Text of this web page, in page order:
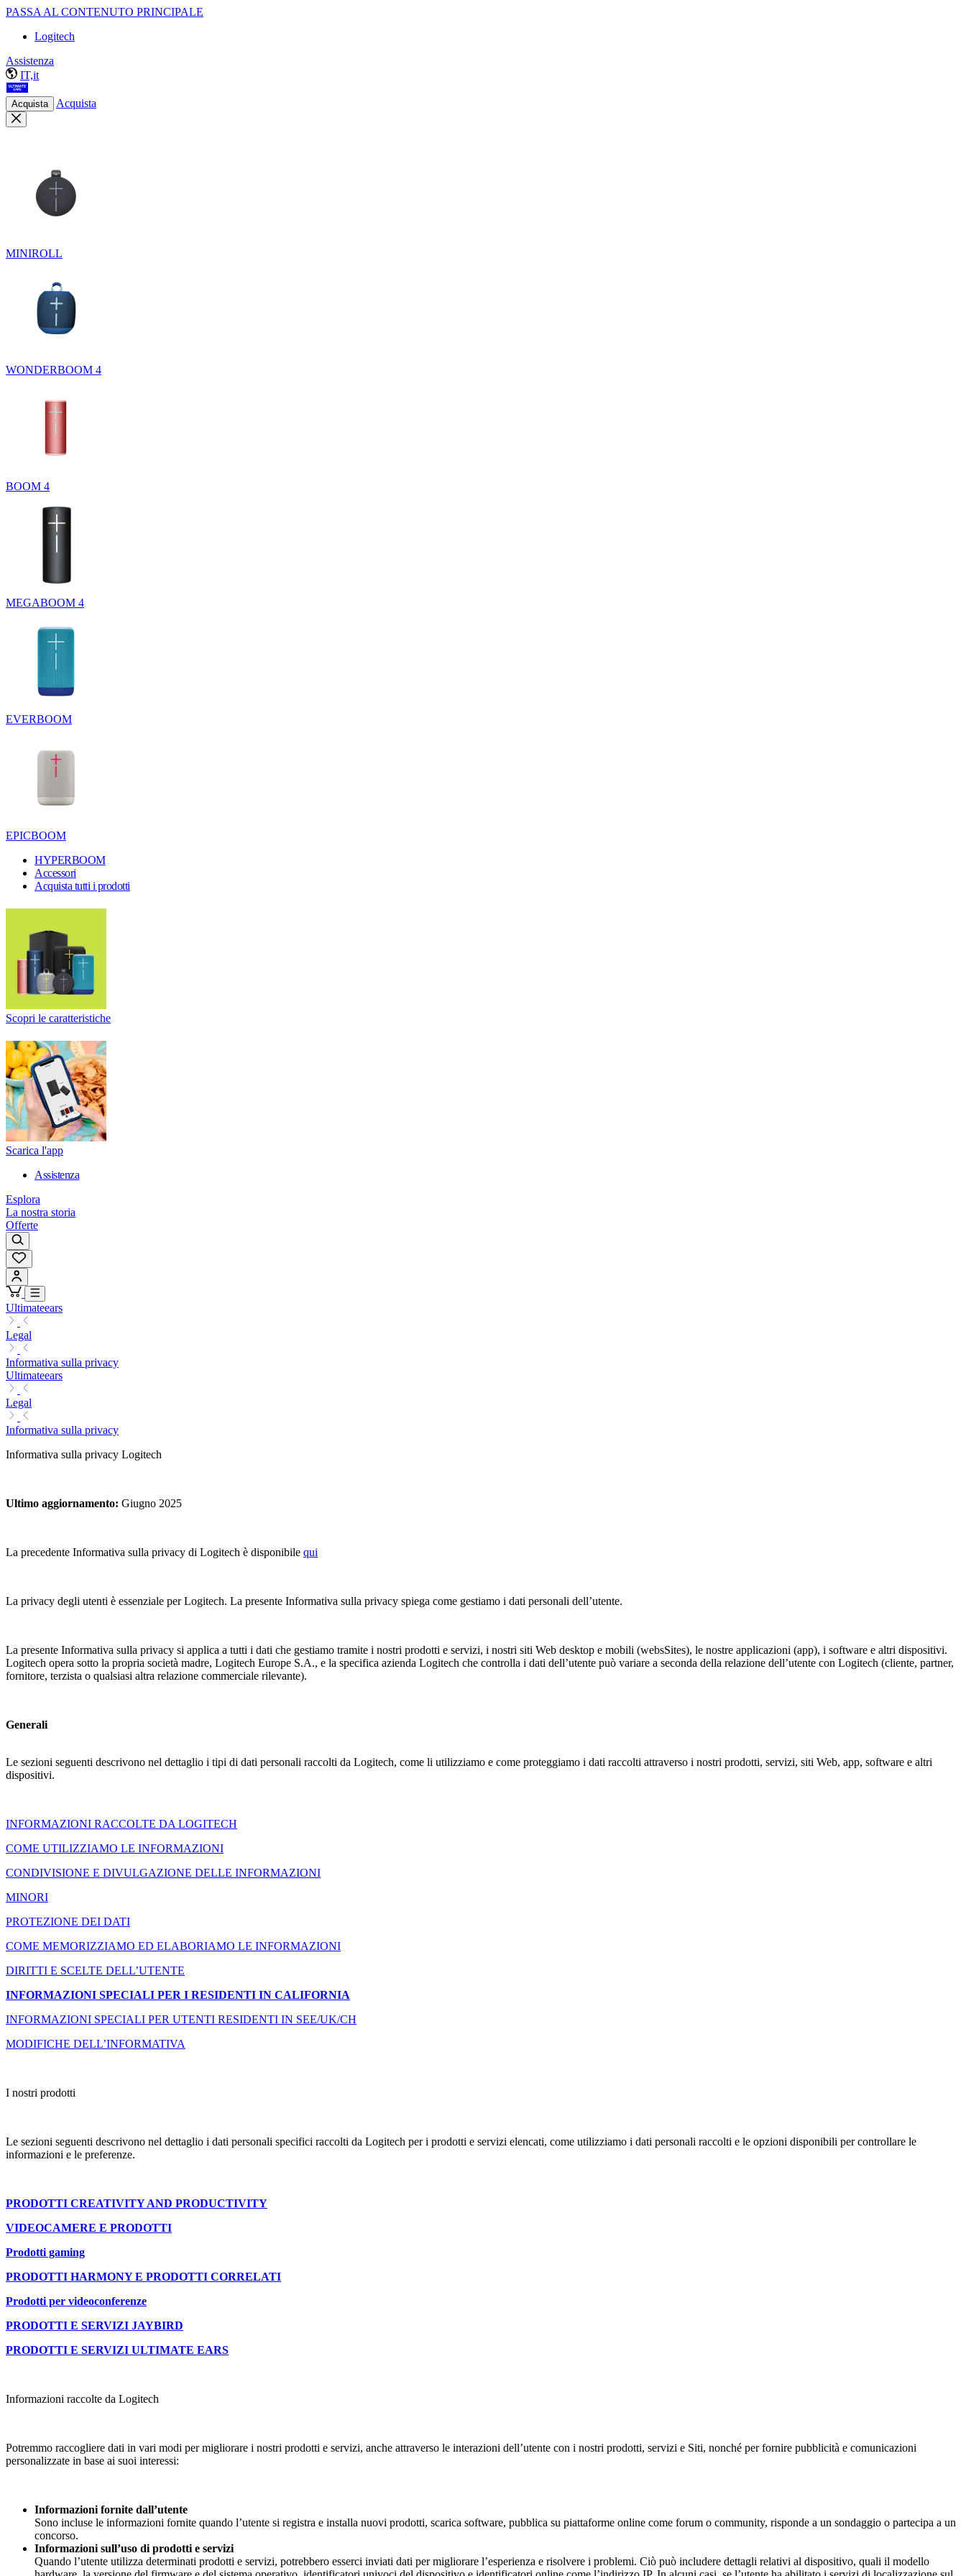
PASSA AL CONTENUTO PRINCIPALE
Logitech
Assistenza
IT,it
Acquista Acquista
MINIROLL
WONDERBOOM 4
BOOM 4
MEGABOOM 4
EVERBOOM
EPICBOOM
HYPERBOOM
Accessori
Acquista tutti i prodotti
Scopri le caratteristiche
Scarica l'app
Assistenza
Esplora
La nostra storia
Offerte
Ultimateears
Legal
Informativa sulla privacy
Ultimateears
Legal
Informativa sulla privacy
Informativa sulla privacy Logitech
Ultimo aggiornamento: Giugno 2025
La precedente Informativa sulla privacy di Logitech è disponibile qui
La privacy degli utenti è essenziale per Logitech. La presente Informativa sulla privacy spiega come gestiamo i dati personali dell’utente.
La presente Informativa sulla privacy si applica a tutti i dati che gestiamo tramite i nostri prodotti e servizi, i nostri siti Web desktop e mobili (websSites), le nostre applicazioni (app), i software e altri dispositivi.
Logitech opera sotto la propria società madre, Logitech Europe S.A., e la specifica azienda Logitech che controlla i dati dell’utente può variare a seconda della relazione dell’utente con Logitech (cliente, partner,
fornitore, terzista o qualsiasi altra relazione commerciale rilevante).
Generali
Le sezioni seguenti descrivono nel dettaglio i tipi di dati personali raccolti da Logitech, come li utilizziamo e come proteggiamo i dati raccolti attraverso i nostri prodotti, servizi, siti Web, app, software e altri
dispositivi.
INFORMAZIONI RACCOLTE DA LOGITECH
COME UTILIZZIAMO LE INFORMAZIONI
CONDIVISIONE E DIVULGAZIONE DELLE INFORMAZIONI
MINORI
PROTEZIONE DEI DATI
COME MEMORIZZIAMO ED ELABORIAMO LE INFORMAZIONI
DIRITTI E SCELTE DELL’UTENTE
INFORMAZIONI SPECIALI PER I RESIDENTI IN CALIFORNIA
INFORMAZIONI SPECIALI PER UTENTI RESIDENTI IN SEE/UK/CH
MODIFICHE DELL’INFORMATIVA
I nostri prodotti
Le sezioni seguenti descrivono nel dettaglio i dati personali specifici raccolti da Logitech per i prodotti e servizi elencati, come utilizziamo i dati personali raccolti e le opzioni disponibili per controllare le
informazioni e le preferenze.
PRODOTTI CREATIVITY AND PRODUCTIVITY
VIDEOCAMERE E PRODOTTI
Prodotti gaming
PRODOTTI HARMONY E PRODOTTI CORRELATI
Prodotti per videoconferenze
PRODOTTI E SERVIZI JAYBIRD
PRODOTTI E SERVIZI ULTIMATE EARS
Informazioni raccolte da Logitech
Potremmo raccogliere dati in vari modi per migliorare i nostri prodotti e servizi, anche attraverso le interazioni dell’utente con i nostri prodotti, servizi e Siti, nonché per fornire pubblicità e comunicazioni
personalizzate in base ai suoi interessi:
Informazioni fornite dall’utente
Sono incluse le informazioni fornite quando l’utente si registra e installa nuovi prodotti, scarica software, pubblica su piattaforme online come forum o community, risponde a un sondaggio o partecipa a un
concorso.
Informazioni sull’uso di prodotti e servizi
Quando l’utente utilizza determinati prodotti e servizi, potrebbero esserci inviati dati per migliorare l’esperienza e risolvere i problemi. Ciò può includere dettagli relativi al dispositivo, quali il modello